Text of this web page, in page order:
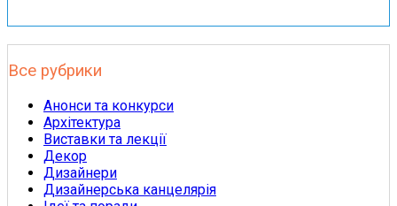
Все рубрики
Анонси та конкурси
Архітектура
Виставки та лекції
Декор
Дизайнери
Дизайнерська канцелярія